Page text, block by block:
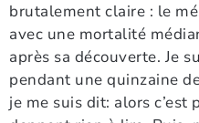
brutalement claire : le
avec une mortalité
après sa découverte. Je
pendant une quinzaine
je me suis dit: alors c’est